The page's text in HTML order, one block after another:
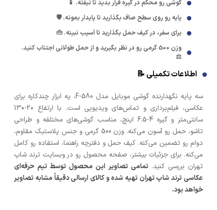
گوشی رو محکم در گیره قرار بدید تا نیفته. 📱
پایه رو روی سطح صاف بگذارید تا پایدار بمونه. 🛡️
برای سفر، در کیف حمل بگذارید تا آسیب نبینه. 👜
وزن 500 گرمی رو در نظر بگیرید و از حمل طولانی اجتناب کنید.
⚖️
اطلاعات تکمیلی 📝
سه پایه نگهدارنده گوشی موبایل مدل F-580، یه ابزار چندکاره برای
عکاسی، فیلم‌برداری و تماس‌های ویدیویی است. با ارتفاع 20-130
سانتی‌متر و گیره 4-6.5 اینچ، مناسب گوشی‌های مختلفه و طراحی
تاشو، حمل رو آسون می‌کنه. وزن 500 گرمی و جنس پلاستیک مقاوم،
دوام رو تضمین می‌کنه. کیف حمل و دفترچه راهنما، استفاده رو کامل
می‌کنه. برای جزئیات بیشتر، صفحه محصول رو در وبسایت ترند شاپ
تهران بررسی کنید.تمامی تصاویر این محصول توسط تیم حرفه‌ای
عکاسی ترند شاپ تهران تهیه شده و کالای ارسالی دقیقاً مشابه تصاویر
خواهد بود.